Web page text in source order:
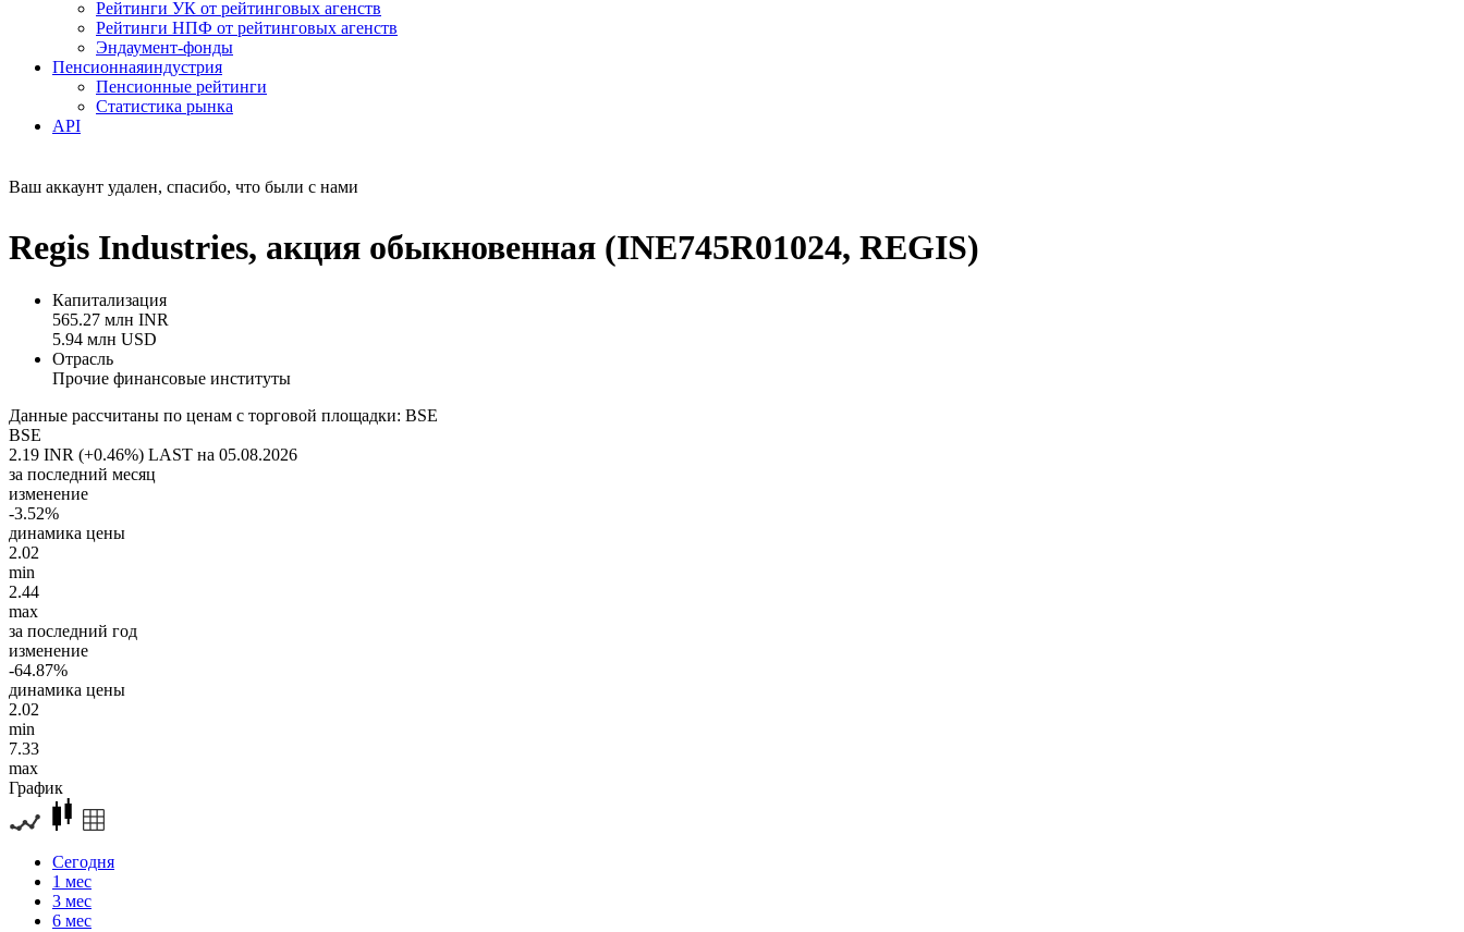
Рейтинги УК от рейтинговых агенств
Рейтинги НПФ от рейтинговых агенств
Эндаумент-фонды
Пенсионнаяиндустрия
Пенсионные рейтинги
Статистика рынка
API
Ваш аккаунт удален, спасибо, что были с нами
Regis Industries, акция обыкновенная (INE745R01024, REGIS)
Капитализация
565.27 млн INR
5.94 млн USD
Отрасль
Прочие финансовые институты
Данные рассчитаны по ценам с торговой площадки: BSE
BSE
2.19 INR (+0.46%) LAST на 05.08.2026
за последний месяц
изменение
-3.52%
динамика цены
2.02
min
2.44
max
за последний год
изменение
-64.87%
динамика цены
2.02
min
7.33
max
График
Сегодня
1 мес
3 мес
6 мес